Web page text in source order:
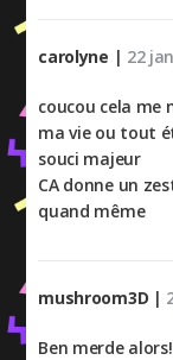
carolyne | 22
coucou cela me
ma vie ou tout
souci majeur
CA donne un
quand même
mushroom3D |
Ben merde